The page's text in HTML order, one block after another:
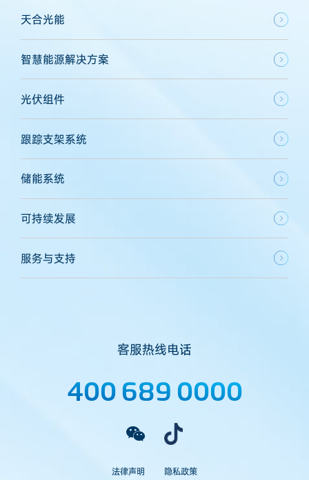
天合光能
智慧能源解决方案
光伏组件
跟踪支架系统
储能系统
可持续发展
服务与支持
客服热线电话
400 689 0000
法律声明 隐私政策